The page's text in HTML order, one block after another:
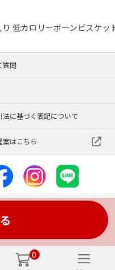
0
低カロリーボーンビスケッ
質問
法に基づく表記について
案はこちら